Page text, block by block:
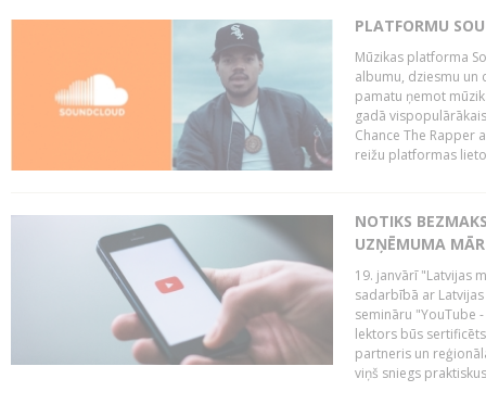
PLATFORMU
Mūzikas platforma
albumu, dziesmu un
pamatu ņemot
gadā
Chance The Rapper
reižu platformas
NOTIKS
UZŅĒMUMA
19. janvārī "Latvijas
sadarbībā ar
semināru "YouTube
lektors būs
partneris un
viņš sniegs